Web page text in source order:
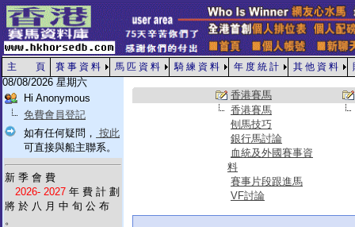
主 頁 賽 事 資 料 馬 匹 資 料 騎 練 資 料 年 度 統 計 其 他 資 料
08/08/2026 星期六
Hi Anonymous
免費會員登記
如有任何疑問， 按此
可直接與船主聯系。
新 季 會 費
2026- 2027 年 費 計 劃
將 於 八 月 中 旬 公 布
。
香港賽馬
香港賽馬
刨馬技巧
銀行馬討論
血統及外國賽事資
料
賽事片段跟進馬
VF討論